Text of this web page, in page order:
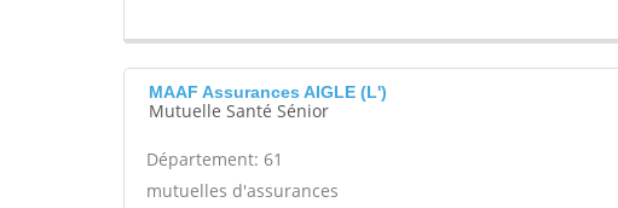
MAAF Assurances AIGLE (L')
Mutuelle Santé Sénior
Département: 61
mutuelles d'assurances